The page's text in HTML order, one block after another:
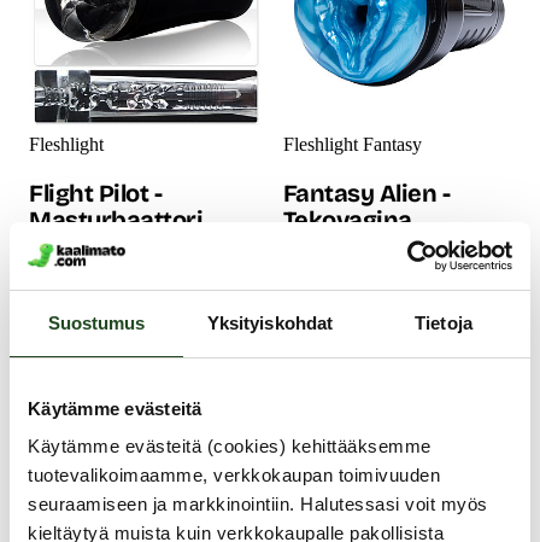
Suostumus Yksityiskohdat Tietoja
Käytämme evästeitä
Käytämme evästeitä (cookies) kehittääksemme
tuotevalikoimaamme, verkkokaupan toimivuuden
seuraamiseen ja markkinointiin. Halutessasi voit myös
kieltäytyä muista kuin verkkokaupalle pakollisista
Fleshlight
Flight Pilot -
Masturbaattori
Oletko valmis matkaamaan
ensimmäisessä luokassa? Ota
Pilot -masturbaattorilla ja
voi alkaa. Ansaitse natsasi ja
ole oman laivueesi
lentokapteeni, perämies ja
stuertti yhtä aikaa!
54.99 €
Fleshlight Fantasy
Fantasy Alien -
Tekovagina
Hirrrrviömäinen pimpero
toteuttaa fantasiat, joita et ole
uskaltanut edes ajatella!
Rumankaunis Alien Fleshlight
päästä käyttäjäänsä yhtään
helpommalla.
69.99 €